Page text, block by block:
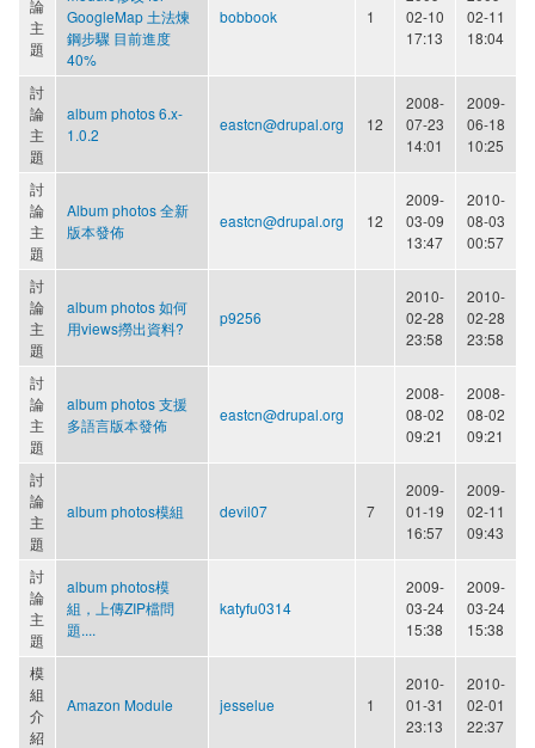
論
主
題
GoogleMap 土法煉
鋼步驟 目前進度
40%
bobbook 1
02-10
17:13
02-11
18:04
討
論
主
題
album photos 6.x-
1.0.2
eastcn@drupal.org 12
2008-
07-23
14:01
2009-
06-18
10:25
討
論
主
題
Album photos 全新
版本發佈
eastcn@drupal.org 12
2009-
03-09
13:47
2010-
08-03
00:57
討
論
主
題
album photos 如何
用views撈出資料?
p9256
2010-
02-28
23:58
2010-
02-28
23:58
討
論
主
題
album photos 支援
多語言版本發佈
eastcn@drupal.org
2008-
08-02
09:21
2008-
08-02
09:21
討
論
主
題
album photos模組 devil07 7
2009-
01-19
16:57
2009-
02-11
09:43
討
論
主
題
album photos模
組，上傳ZIP檔問
題....
katyfu0314
2009-
03-24
15:38
2009-
03-24
15:38
模
組
介
紹
Amazon Module jesselue 1
2010-
01-31
23:13
2010-
02-01
22:37